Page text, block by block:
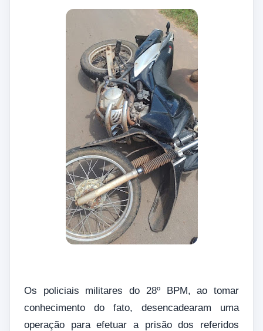
Os policiais militares do 28º BPM, ao tomar
conhecimento do fato, desencadearam uma
operação para efetuar a prisão dos referidos